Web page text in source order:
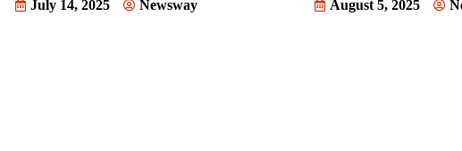
July 14, 2025 Newsway August 5, 2025